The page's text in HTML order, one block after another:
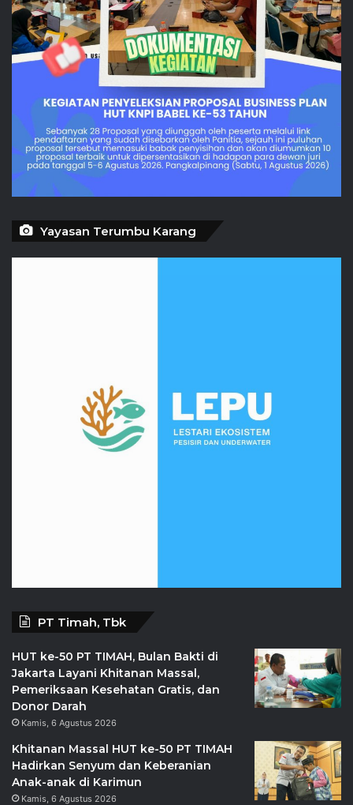
Yayasan Terumbu Karang
PT Timah, Tbk
HUT ke-50 PT TIMAH, Bulan Bakti di
Jakarta Layani Khitanan Massal,
Pemeriksaan Kesehatan Gratis, dan
Donor Darah
Kamis, 6 Agustus 2026
Khitanan Massal HUT ke-50 PT TIMAH
Hadirkan Senyum dan Keberanian
Anak-anak di Karimun
Kamis, 6 Agustus 2026